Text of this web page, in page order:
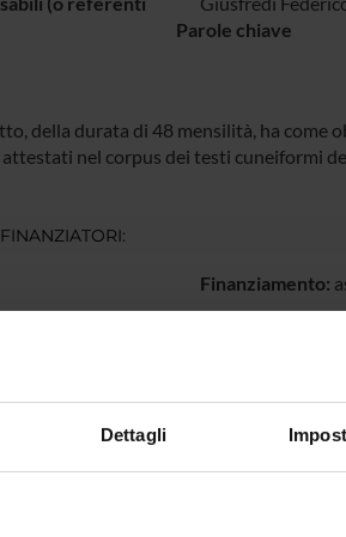
Dettagli
Parole chiave
della durata di 48 mensilità, ha come
nel corpus dei testi cuneiformi
Finanziamento:
Professore